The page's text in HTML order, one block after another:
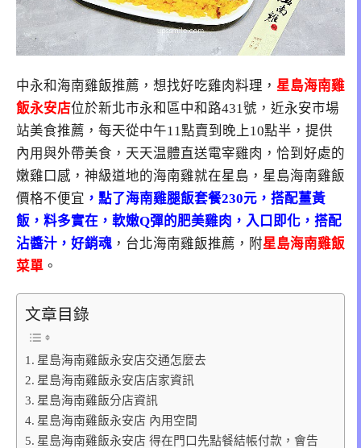
中永和海南雞飯推薦，想找好吃雞肉料理， 星島海南雞
飯永安店位於新北市永和區中和路431號，近永安市場
站美食推薦，每天從中午11點賣到晚上10點半，提供
內用與外帶美食，天天温體直送電宰雞肉，恰到好處的
嫩雞口感，神級道地的海南雞就在星島，星島海南雞飯
價格不便宜 ，點了海南雞腿飯套餐230元，搭配薑黃
飯，料多實在，軟嫩Q彈的肥美雞肉，入口即化，搭配
沾醬汁，好銷魂 ，台北海南雞飯推薦，附星島海南雞飯
菜單 。
文章目錄
星島海南雞飯永安店交通怎麼去
星島海南雞飯永安店店家資訊
星島海南雞飯分店資訊
星島海南雞飯永安店 內用空間
星島海南雞飯永安店 得在門口先點餐結帳付款，會告